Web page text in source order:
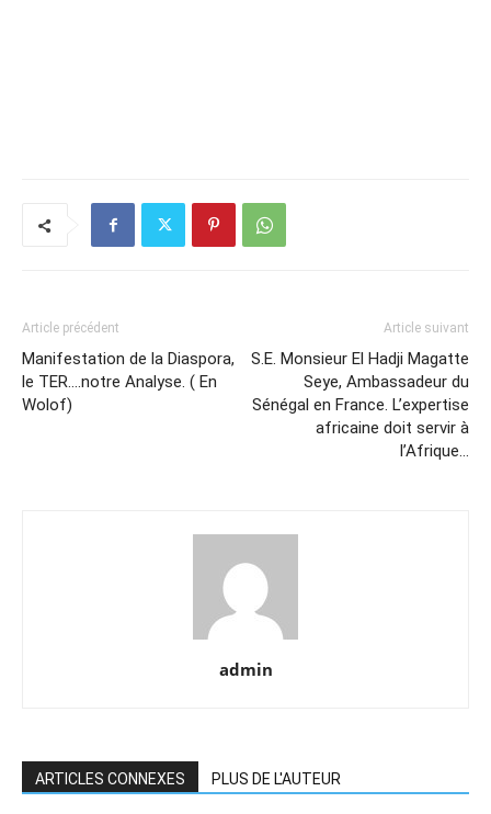
Article précédent
Manifestation de la Diaspora,
le TER….notre Analyse. ( En
Wolof)
Article suivant
S.E. Monsieur El Hadji Magatte
Seye, Ambassadeur du
Sénégal en France. L’expertise
africaine doit servir à
l’Afrique…
admin
ARTICLES CONNEXES PLUS DE L'AUTEUR